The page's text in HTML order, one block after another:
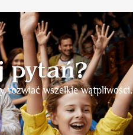
pytań?
rozwiać wszelkie wątpliwości.